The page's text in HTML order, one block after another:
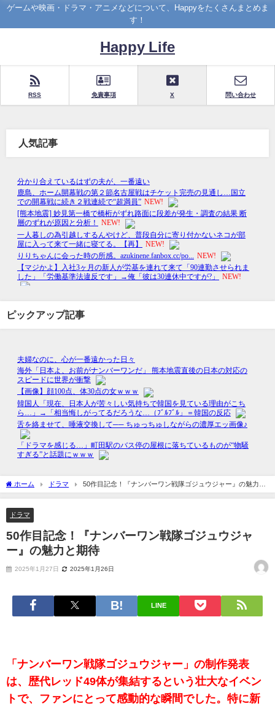
ゲームや映画・ドラマ・アニメなどについて、Happyをたくさんまとめま
す！
Happy Life
RSS 免責事項 X 問い合わせ
人気記事
ピックアップ記事
ホーム ドラマ
50作目記念！『ナンバーワン戦隊ゴジュウジャー』の魅力と
期待
ドラマ
50作目記念！『ナンバーワン戦隊ゴジュウジャ
ー』の魅力と期待
2025年1月27日 2025年1月26日
LINE
「ナンバーワン戦隊ゴジュウジャー」の制作発表
は、歴代レッド49体が集結するという壮大なイベン
トで、ファンにとって感動的な瞬間でした。特に新